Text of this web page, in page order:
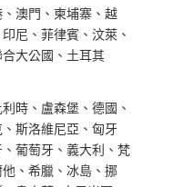
澳門、柬埔寨、越
尼、菲律賓、汶萊、
大公國、土耳其
時、盧森堡、德國、
斯洛維尼亞、匈牙
葡萄牙、義大利、梵
、希臘、冰島、挪